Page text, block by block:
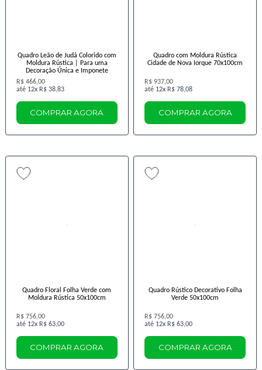
Quadro Leão de Judá Colorido com
Moldura Rústica | Para uma
Decoração Única e Imponete
R$ 466,00
12x R$ 38,83
COMPRAR AGORA
Quadro com Moldura Rústica
Cidade de Nova Iorque 70x100cm
R$ 937,00
12x R$ 78,08
COMPRAR AGORA
Quadro Floral Folha Verde com
Moldura Rústica 50x100cm
R$ 756,00
12x R$ 63,00
COMPRAR AGORA
Quadro Rústico Decorativo Folha
Verde 50x100cm
R$ 756,00
12x R$ 63,00
COMPRAR AGORA